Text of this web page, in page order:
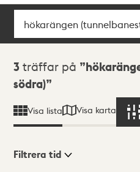
Sök
Sökresultat
3 träffar på
södra)
Visa lista Visa karta
Filtrera tid